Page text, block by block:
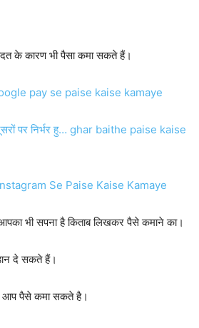
के कारण भी पैसा कमा सकते हैं।
pay se paise kaise kamaye
दूसरों पर निर्भर हु… ghar baithe paise kaise
Se Paise Kaise Kamaye
भी सपना है किताब लिखकर पैसे कमाने का।
दे सकते हैं।
आप पैसे कमा सकते है।